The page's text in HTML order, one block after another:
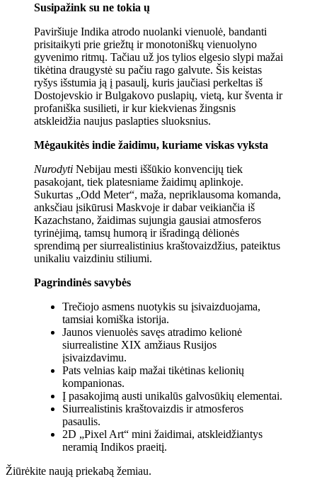
Susipažink su ne tokia ų
Paviršiuje Indika atrodo nuolanki vienuolė, bandanti
prisitaikyti prie griežtų ir monotoniškų vienuolyno
gyvenimo ritmų. Tačiau už jos tylios elgesio slypi mažai
tikėtina draugystė su pačiu rago galvute. Šis keistas
ryšys išstumia ją į pasaulį, kuris jaučiasi perkeltas iš
Dostojevskio ir Bulgakovo puslapių, vietą, kur šventa ir
profaniška susilieti, ir kur kiekvienas žingsnis
atskleidžia naujus paslapties sluoksnius.
Mėgaukitės indie žaidimu, kuriame viskas vyksta
Nurodyti Nebijau mesti iššūkio konvencijų tiek
pasakojant, tiek platesniame žaidimų aplinkoje.
Sukurtas „Odd Meter“, maža, nepriklausoma komanda,
anksčiau įsikūrusi Maskvoje ir dabar veikiančia iš
Kazachstano, žaidimas sujungia gausiai atmosferos
tyrinėjimą, tamsų humorą ir išradingą dėlionės
sprendimą per siurrealistinius kraštovaizdžius, pateiktus
unikaliu vaizdiniu stiliumi.
Pagrindinės savybės
Trečiojo asmens nuotykis su įsivaizduojama,
tamsiai komiška istorija.
Jaunos vienuolės savęs atradimo kelionė
siurrealistine XIX amžiaus Rusijos
įsivaizdavimu.
Pats velnias kaip mažai tikėtinas kelionių
kompanionas.
Į pasakojimą austi unikalūs galvosūkių elementai.
Siurrealistinis kraštovaizdis ir atmosferos
pasaulis.
2D „Pixel Art“ mini žaidimai, atskleidžiantys
neramią Indikos praeitį.
Žiūrėkite naują priekabą žemiau.